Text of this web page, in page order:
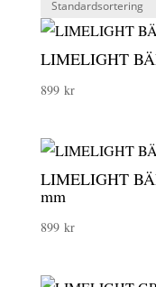
LIMELIGHT
899 kr
LIMELIGHT
mm
899 kr